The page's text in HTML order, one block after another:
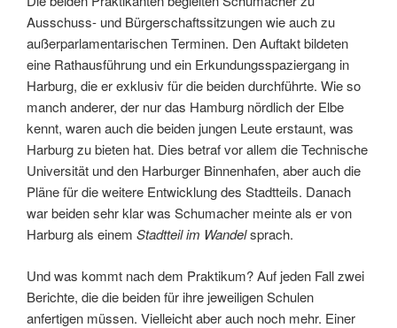
Ausschuss- und Bürgerschaftssitzungen wie auch zu
außerparlamentarischen Terminen. Den Auftakt bildeten
eine Rathausführung und ein Erkundungsspaziergang in
Harburg, die er exklusiv für die beiden durchführte. Wie so
manch anderer, der nur das Hamburg nördlich der Elbe
kennt, waren auch die beiden jungen Leute erstaunt, was
Harburg zu bieten hat. Dies betraf vor allem die Technische
Universität und den Harburger Binnenhafen, aber auch die
Pläne für die weitere Entwicklung des Stadtteils. Danach
war beiden sehr klar was Schumacher meinte als er von
Harburg als einem Stadtteil im Wandelsprach.
Und was kommt nach dem Praktikum? Auf jeden Fall zwei
Berichte, die die beiden für ihre jeweiligen Schulen
anfertigen müssen. Vielleicht aber auch noch mehr. Einer